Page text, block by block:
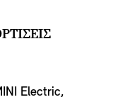
Electric,